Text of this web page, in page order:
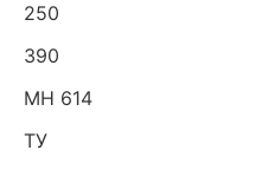
250
390
МН 614
ТУ